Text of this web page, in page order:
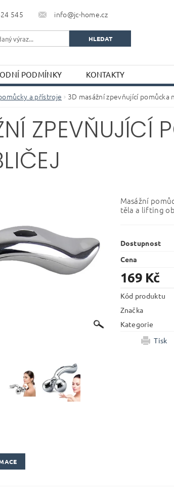
545 info@jc-home.cz
PODMÍNKY KONTAKTY
a přístroje 3D masážní zpevňující pomůcka
ZPEVŇUJÍCÍ
Masážní
těla a lifting
Dostupnost
Cena
169 Kč
Kód produktu
Značka
Kategorie
Tisk